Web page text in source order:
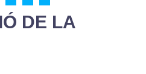
DE LA